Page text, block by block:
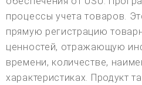
процессы учета товаров.
прямую регистрацию
ценностей, отражающую
времени, количестве,
характеристиках. Продукт